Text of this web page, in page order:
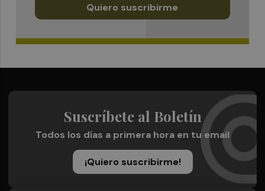
Quiero suscribirme
Suscríbete al Boletín
Todos los días a primera hora en tu email
¡Quiero suscribirme!